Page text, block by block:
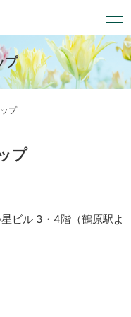
プ
プ
プ
ビル 3・4階（鶴原駅よ